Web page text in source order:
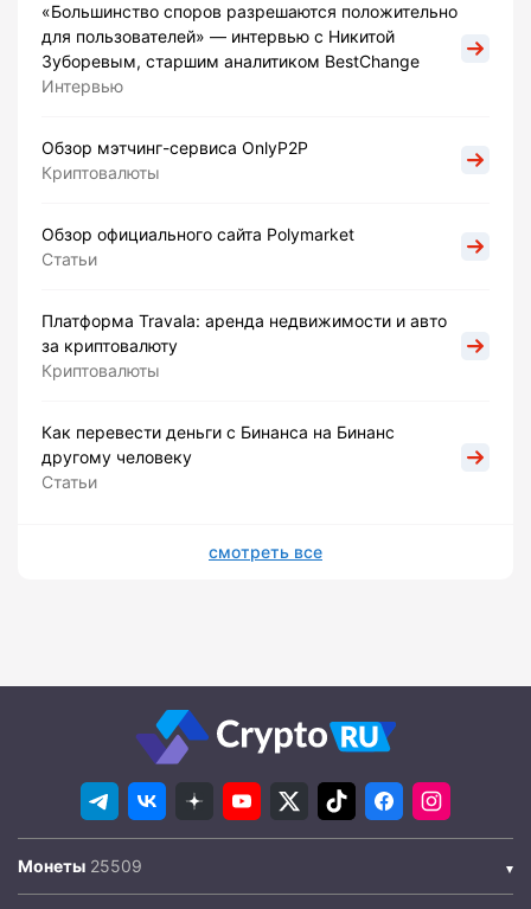
«Большинство споров разрешаются положительно
для пользователей» — интервью с Никитой
Зуборевым, старшим аналитиком BestChange
Интервью
Обзор мэтчинг-сервиса OnlyP2P
Криптовалюты
Обзор официального сайта Polymarket
Статьи
Платформа Travala: аренда недвижимости и авто
за криптовалюту
Криптовалюты
Как перевести деньги с Бинанса на Бинанс
другому человеку
Статьи
смотреть все
Монеты